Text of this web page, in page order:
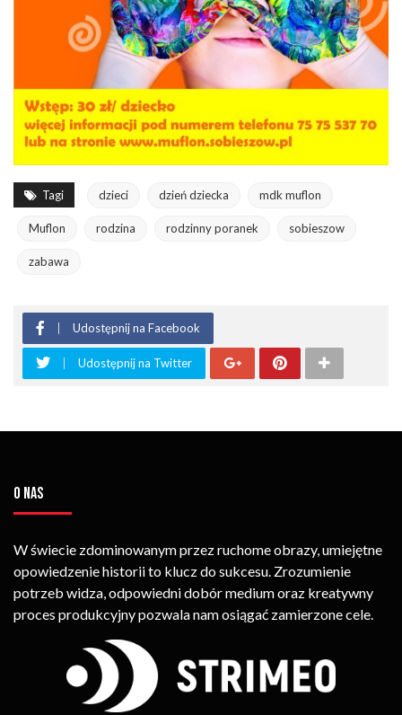
Tagi dzieci dzień dziecka mdk muflon
Muflon rodzina rodzinny poranek sobieszow
zabawa
Udostępnij na Facebook
Udostępnij na Twitter
O NAS
W świecie zdominowanym przez ruchome obrazy, umiejętne
opowiedzenie historii to klucz do sukcesu. Zrozumienie
potrzeb widza, odpowiedni dobór medium oraz kreatywny
proces produkcyjny pozwala nam osiągać zamierzone cele.